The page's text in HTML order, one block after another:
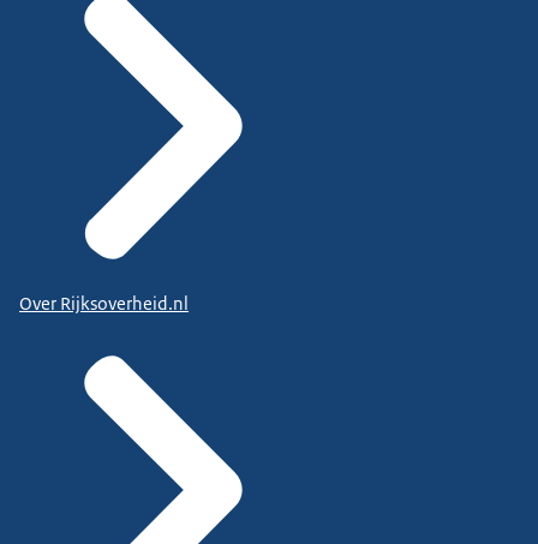
Over Rijksoverheid.nl